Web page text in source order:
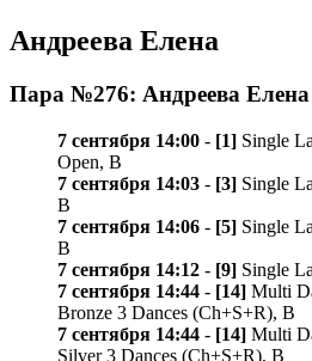
Андреева Елена
Пара №276: Андреева
7 сентября 14:00 - [1] Single
Open, B
7 сентября 14:03 - [3] Single
B
7 сентября 14:06 - [5] Single
B
7 сентября 14:12 - [9] Single
7 сентября 14:44 - [14] Multi
Bronze 3 Dances (Ch+S+R), B
7 сентября 14:44 - [14] Multi
Silver 3 Dances (Ch+S+R), B